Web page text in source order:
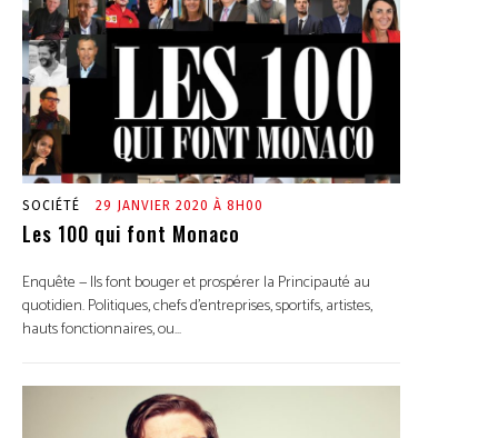
SOCIÉTÉ 29 JANVIER 2020 À 8H00
Les 100 qui font Monaco
Enquête — Ils font bouger et prospérer la Principauté au
quotidien. Politiques, chefs d’entreprises, sportifs, artistes,
hauts fonctionnaires, ou...